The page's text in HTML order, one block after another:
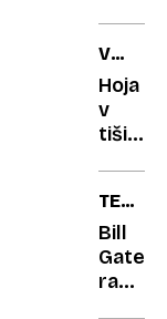
stroj
za
ljudi?
VPLIV
NA
Hoja
v
tišini:
o
novem
Bill
Gates